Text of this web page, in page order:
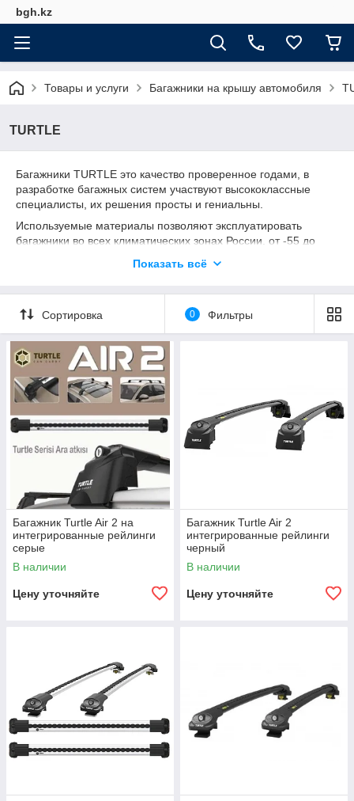
bgh.kz
Товары и услуги Багажники на крышу автомобиля
TURTLE
Багажники TURTLE это качество проверенное годами, в
разработке багажных систем участвуют высококлассные
специалисты, их решения просты и гениальны.
Используемые материалы позволяют эксплуатировать
багажники во всех климатических зонах России, от -55 до
воздействие агрессивных химических сред на дорогах.
Показать всё
Сортировка 0 Фильтры
Багажник Turtle Air 2 на
интегрированные рейлинги
серые
В наличии
Цену уточняйте
Багажник Turtle Air 2
интегрированные рейлинги
черный
В наличии
Цену уточняйте